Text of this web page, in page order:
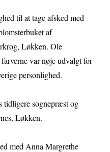
til at tage afsked med
af
Løkken. Ole
var nøje udvalgt for
personlighed.
tidligere sognepræst og
Løkken.
med Anna Margrethe